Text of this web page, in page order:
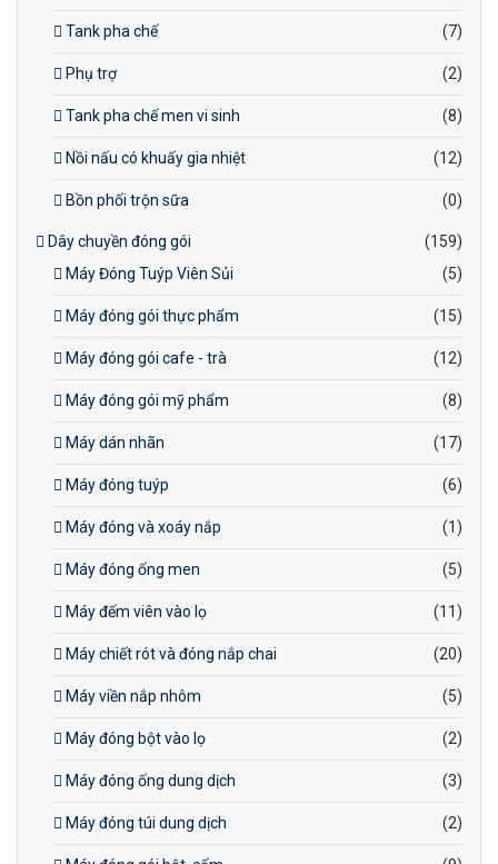
Tank pha chế (7)
Phụ trợ (2)
Tank pha chế men vi sinh (8)
Nồi nấu có khuấy gia nhiệt (12)
Bồn phối trộn sữa (0)
Dây chuyền đóng gói
(159)
Máy Đóng Tuýp Viên Sủi
(5)
Máy đóng gói thực phẩm (15)
Máy đóng gói cafe - trà (12)
Máy đóng gói mỹ phẩm (8)
Máy dán nhãn (17)
Máy đóng tuýp (6)
Máy đóng và xoáy nắp (1)
Máy đóng ống men (5)
Máy đếm viên vào lọ (11)
Máy chiết rót và đóng nắp chai (20)
Máy viền nắp nhôm (5)
Máy đóng bột vào lọ (2)
Máy đóng ống dung dịch (3)
Máy đóng túi dung dịch (2)